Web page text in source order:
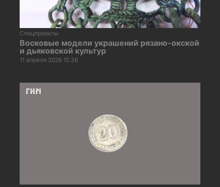
Спецпроекты
Восковые модели украшений рязано-окской
и дьяковской культур
11 апреля 2026 15:36